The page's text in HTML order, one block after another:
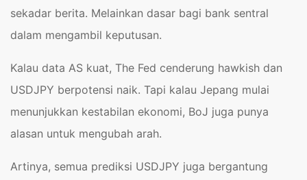
sekadar berita. Melainkan dasar bagi bank sentral
dalam mengambil keputusan.
Kalau data AS kuat, The Fed cenderung hawkish dan
USDJPY berpotensi naik. Tapi kalau Jepang mulai
menunjukkan kestabilan ekonomi, BoJ juga punya
alasan untuk mengubah arah.
Artinya, semua prediksi USDJPY juga bergantung